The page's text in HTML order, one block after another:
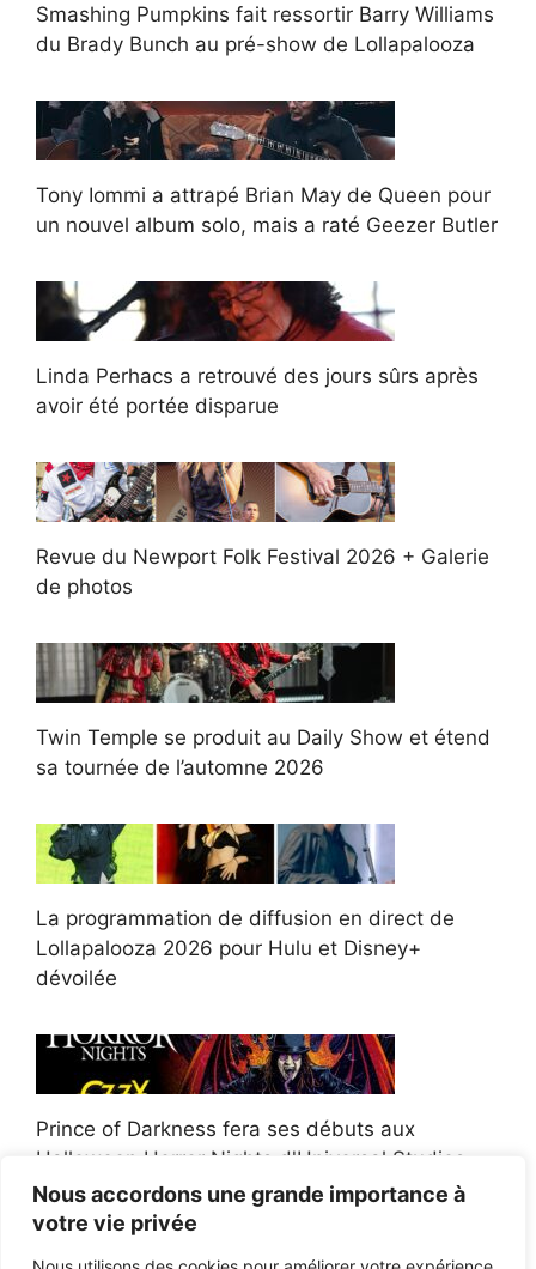
Nous accordons une grande importance à
votre vie privée
Smashing Pumpkins fait ressortir Barry Williams
du Brady Bunch au pré-show de Lollapalooza
Tony Iommi a attrapé Brian May de Queen pour
un nouvel album solo, mais a raté Geezer Butler
Linda Perhacs a retrouvé des jours sûrs après
avoir été portée disparue
Revue du Newport Folk Festival 2026 + Galerie
de photos
Twin Temple se produit au Daily Show et étend
sa tournée de l’automne 2026
La programmation de diffusion en direct de
Lollapalooza 2026 pour Hulu et Disney+
dévoilée
Prince of Darkness fera ses débuts aux
Halloween Horror Nights d'Universal Studios